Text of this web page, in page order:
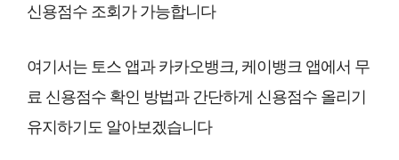
신용점수 조회가 가능합니다
여기서는 토스 앱과 카카오뱅크, 케이뱅크 앱에서 무
료 신용점수 확인 방법과 간단하게 신용점수 올리기
유지하기도 알아보겠습니다